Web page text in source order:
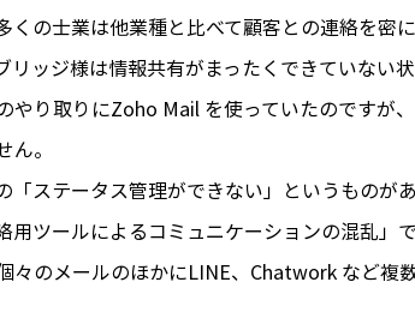
くの士業は他業種と比べて顧客との連絡を
ッジ様は情報共有がまったくできていない状
やり取りにZoho Mail を使っていたのですが
。
ステータス管理ができない」というものがあ
ツールによるコミュニケーションの混乱」で
々のメールのほかにLINE、Chatwork など複